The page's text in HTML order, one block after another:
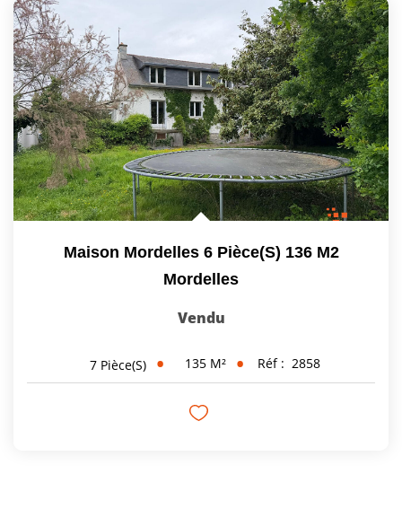
Maison Mordelles 6 Pièce(s) 136 M2
Mordelles
Vendu
7 Pièce(s) 135 M² Réf : 2858